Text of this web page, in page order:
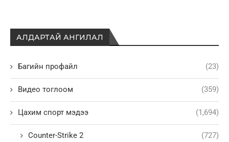
АЛДАРТАЙ АНГИЛАЛ
Багийн профайл (23)
Видео тоглоом (359)
Цахим спорт мэдээ (1,694)
Counter-Strike 2 (727)